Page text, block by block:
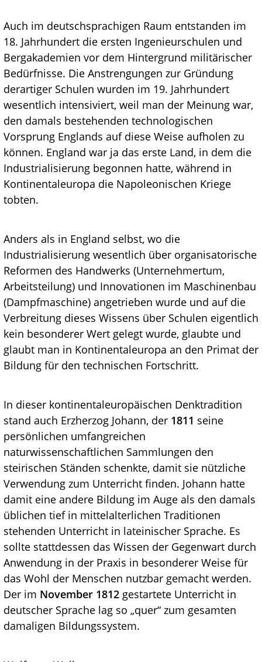
Auch im deutschsprachigen Raum entstanden im
18. Jahrhundert die ersten Ingenieurschulen und
Bergakademien vor dem Hintergrund militärischer
Bedürfnisse. Die Anstrengungen zur Gründung
derartiger Schulen wurden im 19. Jahrhundert
wesentlich intensiviert, weil man der Meinung war,
den damals bestehenden technologischen
Vorsprung Englands auf diese Weise aufholen zu
können. England war ja das erste Land, in dem die
Industrialisierung begonnen hatte, während in
Kontinentaleuropa die Napoleonischen Kriege
tobten.
Anders als in England selbst, wo die
Industrialisierung wesentlich über organisatorische
Reformen des Handwerks (Unternehmertum,
Arbeitsteilung) und Innovationen im Maschinenbau
(Dampfmaschine) angetrieben wurde und auf die
Verbreitung dieses Wissens über Schulen eigentlich
kein besonderer Wert gelegt wurde, glaubte und
glaubt man in Kontinentaleuropa an den Primat der
Bildung für den technischen Fortschritt.
In dieser kontinentaleuropäischen Denktradition
stand auch Erzherzog Johann, der 1811 seine
persönlichen umfangreichen
naturwissenschaftlichen Sammlungen den
steirischen Ständen schenkte, damit sie nützliche
Verwendung zum Unterricht finden. Johann hatte
damit eine andere Bildung im Auge als den damals
üblichen tief in mittelalterlichen Traditionen
stehenden Unterricht in lateinischer Sprache. Es
sollte stattdessen das Wissen der Gegenwart durch
Anwendung in der Praxis in besonderer Weise für
das Wohl der Menschen nutzbar gemacht werden.
Der im November 1812 gestartete Unterricht in
deutscher Sprache lag so „quer“ zum gesamten
damaligen Bildungssystem.